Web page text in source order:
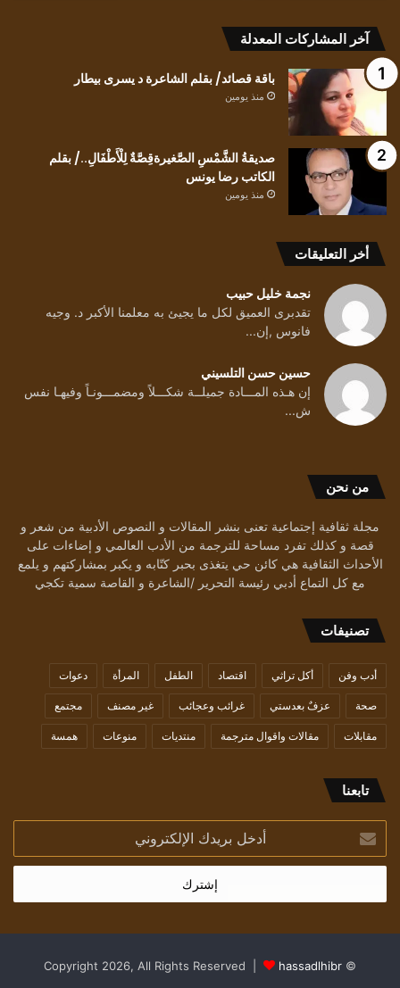
آخر المشاركات المعدلة
باقة قصائد/ بقلم الشاعرة د يسرى بيطار
منذ يومين
صديقةُ الشَّمْسِ الصَّغيرةقِصَّةٌ لِلْأَطْفَالِ../ بقلم
الكاتب رضا يونس
منذ يومين
أخر التعليقات
نجمة خليل حبيب
تقدبرى العميق لكل ما يجيئ به معلمنا الأكبر د. وجيه
فانوس ,إن...
حسين حسن التلسيني
إن هـذه المـــادة جميلــة شكـــلاً ومضمـــونـاً وفيهـا نفس
ش...
من نحن
مجلة ثقافية إجتماعية تعنى بنشر المقالات و النصوص الأدبية من شعر و
قصة و كذلك تفرد مساحة للترجمة من الأدب العالمي و إضاءات على
الأحداث الثقافية هي كائن حي يتغذى بحبر كتّابه و يكبر بمشاركتهم و يلمع
مع كل التماع أدبي رئيسة التحرير /الشاعرة و القاصة سمية تكجي
تصنيفات
أدب وفن أكل تراثي اقتصاد الطفل المرأة دعوات
صحة عزفٌ بعدستي غرائب وعجائب غير مصنف مجتمع
مقابلات مقالات واقوال مترجمة منتديات منوعات همسة
تابعنا
أدخل
بريدك
الإلكتروني
© Copyright 2026, All Rights Reserved |
hassadlhibr